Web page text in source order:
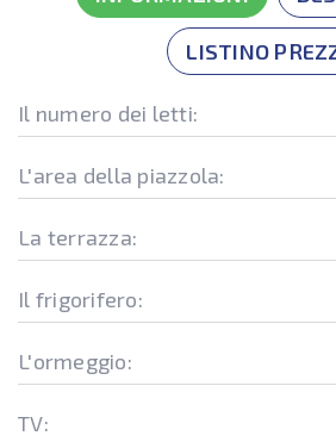
LISTINO
Il numero dei letti:
L'area della piazzola:
La terrazza:
Il frigorifero:
L'ormeggio:
TV: